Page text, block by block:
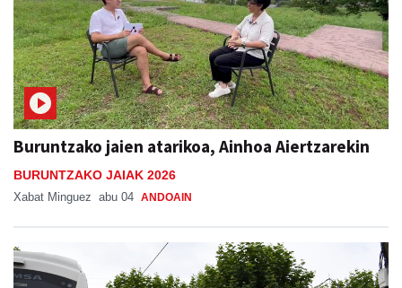
Buruntzako jaien atarikoa, Ainhoa Aiertzarekin
BURUNTZAKO JAIAK 2026
Xabat Minguez abu 04 ANDOAIN